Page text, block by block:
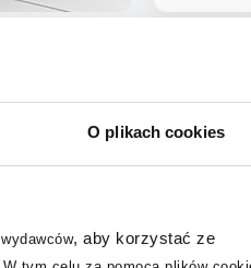
O plikach cookies
wydawców, aby korzystać ze